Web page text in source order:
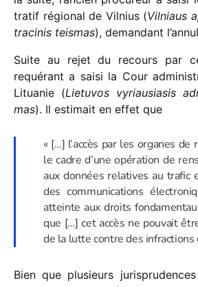
tra­tif régio­nal de Vilnius (Vilniaus
tra­ci­nis teis­mas), deman­dant
Suite au rejet du recours par
requé­rant a saisi la Cour
Lituanie (Lietuvos vyriau­sia­sis
mas). Il esti­mait en effet que
« […] l’accès par les organes de
le cadre d’une opéra­tion de
aux données rela­tives au trafic
des commu­ni­ca­tions
atteinte aux droits
que […] cet accès ne pouvait
de la lutte contre des infrac­tions
Bien que plusieurs